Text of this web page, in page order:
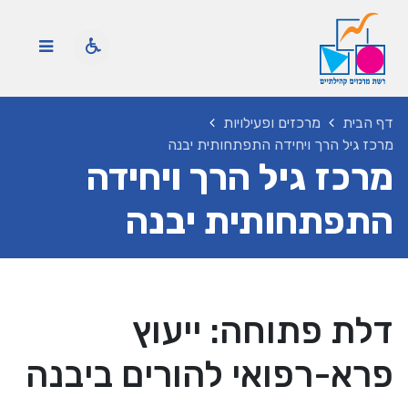
דף הבית
מרכזים ופעילויות
מרכז גיל הרך ויחידה התפתחותית יבנה
מרכז גיל הרך ויחידה
התפתחותית יבנה
דלת פתוחה: ייעוץ
פרא-רפואי להורים ביבנה